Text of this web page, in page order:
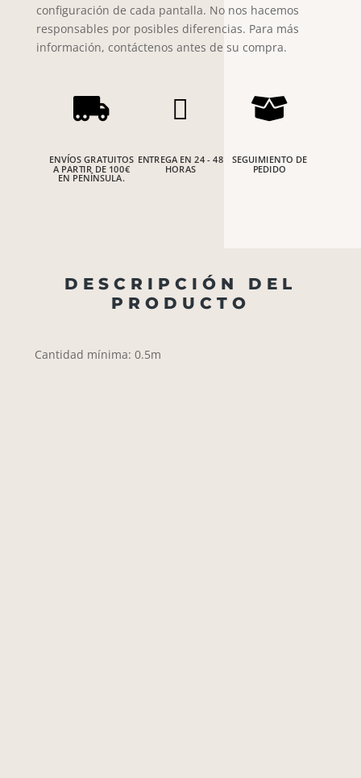
configuración de cada pantalla. No nos hacemos
responsables por posibles diferencias. Para más
información, contáctenos antes de su compra.

ENVÍOS GRATUITOS
A PARTIR DE 100€
EN PENÍNSULA.

ENTREGA EN 24 - 48
HORAS

SEGUIMIENTO DE
PEDIDO
DESCRIPCIÓN DEL
PRODUCTO
Cantidad mínima: 0.5m